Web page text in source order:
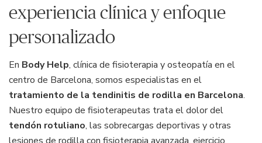
experiencia clínica y enfoque
personalizado
En Body Help, clínica de fisioterapia y osteopatía en el
centro de Barcelona, somos especialistas en el
tratamiento de la tendinitis de rodilla en Barcelona.
Nuestro equipo de fisioterapeutas trata el dolor del
tendón rotuliano, las sobrecargas deportivas y otras